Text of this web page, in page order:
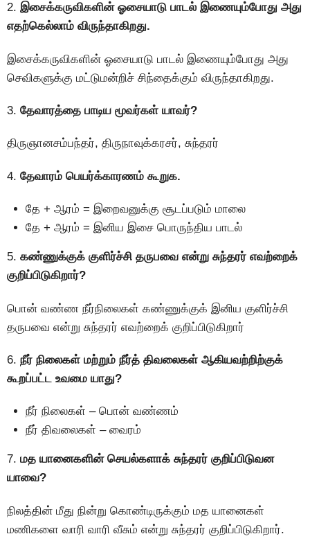
2. இசைக்கருவிகளின் ஓசையாடு பாடல் இணையும்போது அது
எதற்கெல்லாம் விருந்தாகிறது.
இசைக்கருவிகளின் ஓசையாடு பாடல் இணையும்போது அது
செவிகளுக்கு மட்டுமன்றிச் சிந்தைக்கும் விருந்தாகிறது.
3. தேவாரத்தை பாடிய மூவர்கள் யாவர்?
திருஞானசம்பந்தர், திருநாவுக்கரசர், சுந்தரர்
4. தேவாரம் பெயர்க்காரணம் கூறுக.
தே + ஆரம் = இறைவனுக்கு சூடப்படும் மாலை
தே + ஆரம் = இனிய இசை பொருந்திய பாடல்
5. கண்ணுக்குக் குளிர்ச்சி தருபவை என்று சுந்தரர் எவற்றைக்
குறிப்பிடுகிறார்?
பொன் வண்ண நீர்நிலைகள் கண்ணுக்குக் இனிய குளிர்ச்சி
தருபவை என்று சுந்தரர் எவற்றைக் குறிப்பிடுகிறார்
6. நீர் நிலைகள் மற்றும் நீர்த் திவலைகள் ஆகியவற்றிற்குக்
கூறப்பட்ட உவமை யாது?
நீர் நிலைகள் – பொன் வண்ணம்
நீர் திவலைகள் – வைரம்
7. மத யானைகளின் செயல்களாக் சுந்தரர் குறிப்பிடுவன
யாவை?
நிலத்தின் மீது நின்று கொண்டிருக்கும் மத யானைகள்
மணிகளை வாரி வாரி வீசும் என்று சுந்தரர் குறிப்பிடுகிறார்.